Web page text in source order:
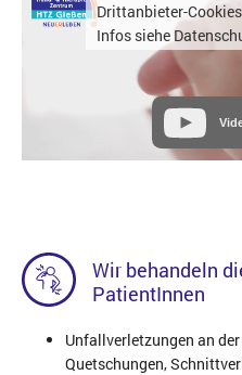
Drittanbieter-
Infos siehe
Wir behandeln
PatientInnen
Unfallverletzungen an
Quetschungen,